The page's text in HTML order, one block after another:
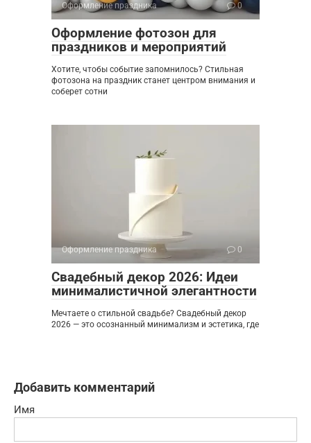
Оформление праздника 0
Оформление фотозон для
праздников и мероприятий
Хотите, чтобы событие запомнилось? Стильная
фотозона на праздник станет центром внимания и
соберет сотни
Оформление праздника 0
Свадебный декор 2026: Идеи
минималистичной элегантности
Мечтаете о стильной свадьбе? Свадебный декор
2026 — это осознанный минимализм и эстетика, где
Добавить комментарий
Имя